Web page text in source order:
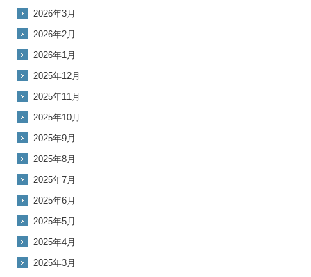
2026年3月
2026年2月
2026年1月
2025年12月
2025年11月
2025年10月
2025年9月
2025年8月
2025年7月
2025年6月
2025年5月
2025年4月
2025年3月